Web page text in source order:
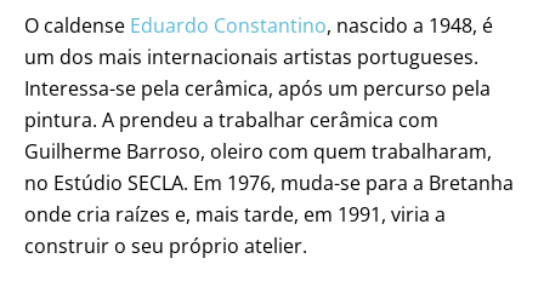
O caldense Eduardo Constantino, nascido a 1948, é
um dos mais internacionais artistas portugueses.
Interessa-se pela cerâmica, após um percurso pela
pintura. A prendeu a trabalhar cerâmica com
Guilherme Barroso, oleiro com quem trabalharam,
no Estúdio SECLA. Em 1976, muda-se para a Bretanha
onde cria raízes e, mais tarde, em 1991, viria a
construir o seu próprio atelier.